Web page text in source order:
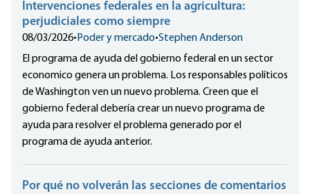
Intervenciones federales en la agricultura:
perjudiciales como siempre
08/03/2026• Poder y mercado•Stephen Anderson
El programa de ayuda del gobierno federal en un sector
economico genera un problema. Los responsables políticos
de Washington ven un nuevo problema. Creen que el
gobierno federal debería crear un nuevo programa de
ayuda para resolver el problema generado por el
programa de ayuda anterior.
Por qué no volverán las secciones de comentarios